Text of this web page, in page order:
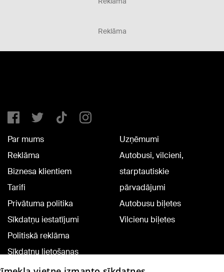
Reklāma
Par mums
Reklāma
Biznesa klientiem
Tarifi
Privātuma politika
Sīkdatņu iestatījumi
Politiskā reklāma
Sīkdatņu lietošanas
noteikumi
Uzņēmumi
Autobusi, vilcieni,
starptautiskie
pārvadājumi
Autobusu biļetes
Vilcienu biļetes